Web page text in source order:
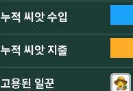
누적 씨앗 수입
누적 씨앗 지출
고용된 일꾼